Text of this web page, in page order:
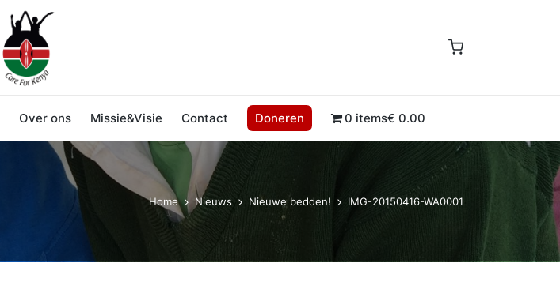
Over ons Missie&Visie Contact Doneren 0 items€ 0.00
Home Nieuws Nieuwe bedden! IMG-20150416-WA0001